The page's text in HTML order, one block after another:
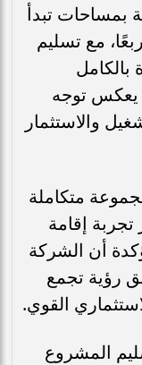
فندقية بمساحات تبدأ
إلى 70 مترًا مربعًا، مع تسليم
يعكس توجه
والاستثمار
متكاملة
إقامة
أن الشركة
رؤية تجمع
القوي.
المشروع